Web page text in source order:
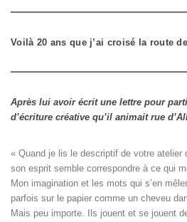
Voilà 20 ans que j’ai croisé la route
Après lui avoir écrit une lettre pour
d’écriture créative qu’il animait rue
« Quand je lis le descriptif de votre atelier
son esprit semble correspondre à ce qui
Mon imagination et les mots qui s’en
parfois sur le papier comme un cheveu
Mais peu importe. Ils jouent et se jouent